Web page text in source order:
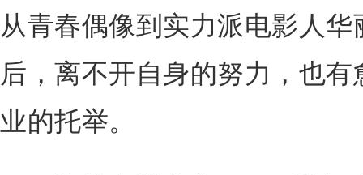
从青春偶像到实力派电影人
后，离不开自身的努力，也
业的托举。